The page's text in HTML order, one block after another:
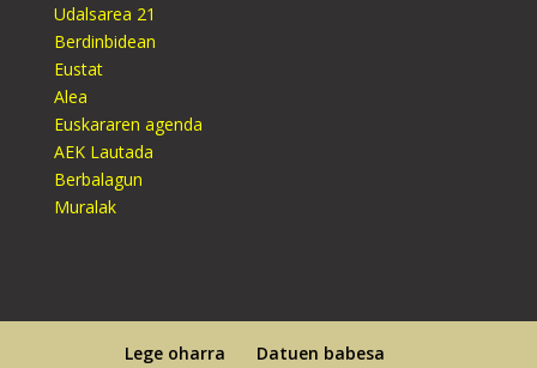
Udalsarea 21
Berdinbidean
Eustat
Alea
Euskararen agenda
AEK Lautada
Berbalagun
Muralak
Lege oharra Datuen babesa